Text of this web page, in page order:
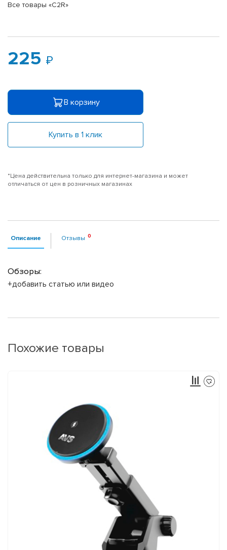
Все товары «C2R»
225
В корзину
Купить в 1 клик
*Цена действительна только для интернет-магазина и может
отличаться от цен в розничных магазинах
Описание Отзывы
Обзоры:
+добавить статью или видео
Похожие товары